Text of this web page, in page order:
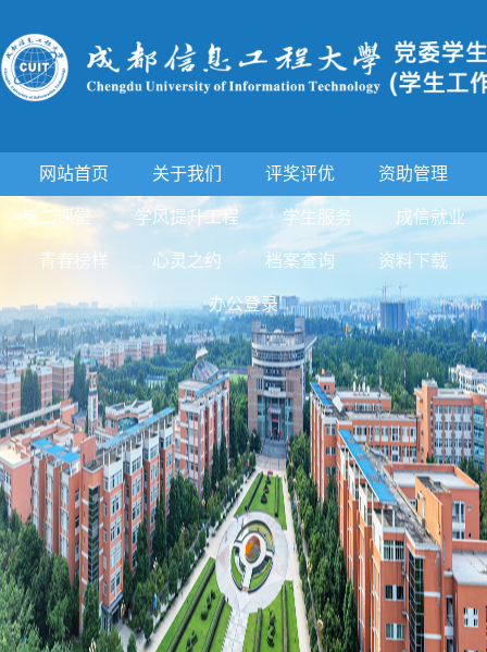
网站首页 关于我们 评奖评优 资助管理
第二课堂 学风提升工程 学生服务 成信就业
青春榜样 心灵之约 档案查询 资料下载
办公登录